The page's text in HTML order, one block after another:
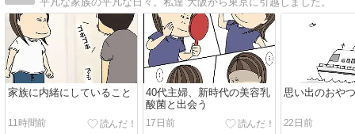
家族に内緒にしていること
11時間前
40代主婦、新時代の美容乳
酸菌と出会う
17日前
思い出のおや
22日前